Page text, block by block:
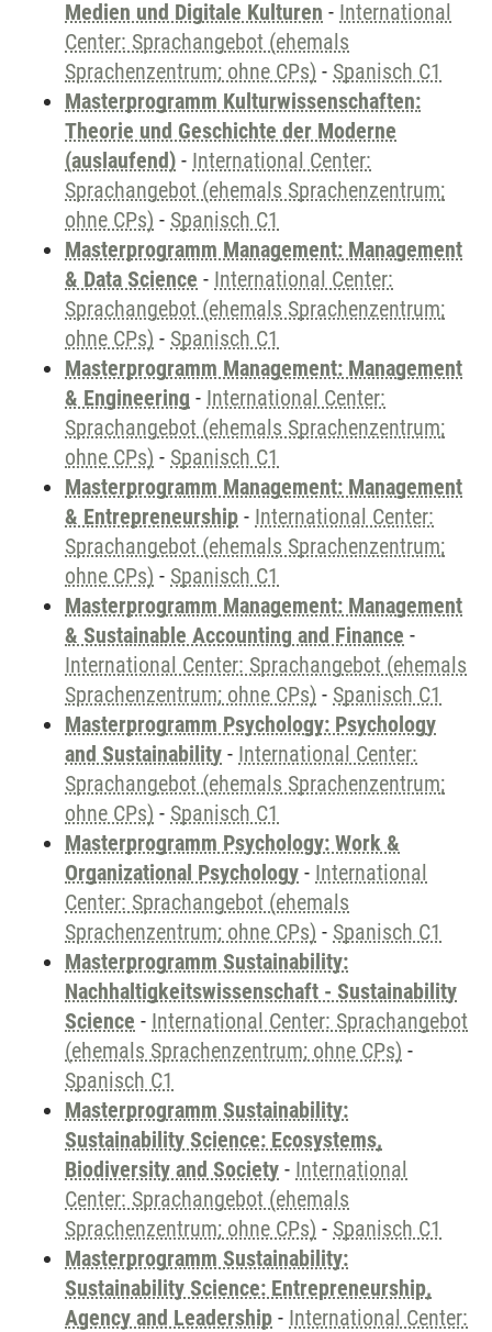
Medien und Digitale Kulturen - International
Center: Sprachangebot (ehemals
Sprachenzentrum; ohne CPs) - Spanisch C1
Masterprogramm Kulturwissenschaften:
Theorie und Geschichte der Moderne
(auslaufend) - International Center:
Sprachangebot (ehemals Sprachenzentrum;
ohne CPs) - Spanisch C1
Masterprogramm Management: Management
& Data Science - International Center:
Sprachangebot (ehemals Sprachenzentrum;
ohne CPs) - Spanisch C1
Masterprogramm Management: Management
& Engineering - International Center:
Sprachangebot (ehemals Sprachenzentrum;
ohne CPs) - Spanisch C1
Masterprogramm Management: Management
& Entrepreneurship - International Center:
Sprachangebot (ehemals Sprachenzentrum;
ohne CPs) - Spanisch C1
Masterprogramm Management: Management
& Sustainable Accounting and Finance -
International Center: Sprachangebot (ehemals
Sprachenzentrum; ohne CPs) - Spanisch C1
Masterprogramm Psychology: Psychology
and Sustainability - International Center:
Sprachangebot (ehemals Sprachenzentrum;
ohne CPs) - Spanisch C1
Masterprogramm Psychology: Work &
Organizational Psychology - International
Center: Sprachangebot (ehemals
Sprachenzentrum; ohne CPs) - Spanisch C1
Masterprogramm Sustainability:
Nachhaltigkeitswissenschaft - Sustainability
Science - International Center: Sprachangebot
(ehemals Sprachenzentrum; ohne CPs) -
Spanisch C1
Masterprogramm Sustainability:
Sustainability Science: Ecosystems,
Biodiversity and Society - International
Center: Sprachangebot (ehemals
Sprachenzentrum; ohne CPs) - Spanisch C1
Masterprogramm Sustainability:
Sustainability Science: Entrepreneurship,
Agency and Leadership - International Center: